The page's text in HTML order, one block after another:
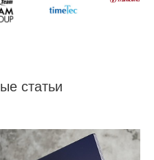
статьи